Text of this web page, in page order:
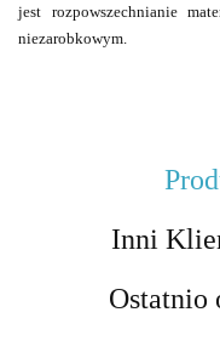
jest rozpowszechnianie
niezarobkowym.
Inni
Ostatnio